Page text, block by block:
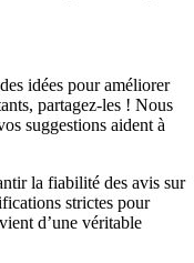
idées pour améliorer
partagez-les ! Nous
suggestions aident à
la fiabilité des avis sur
strictes pour
d’une véritable